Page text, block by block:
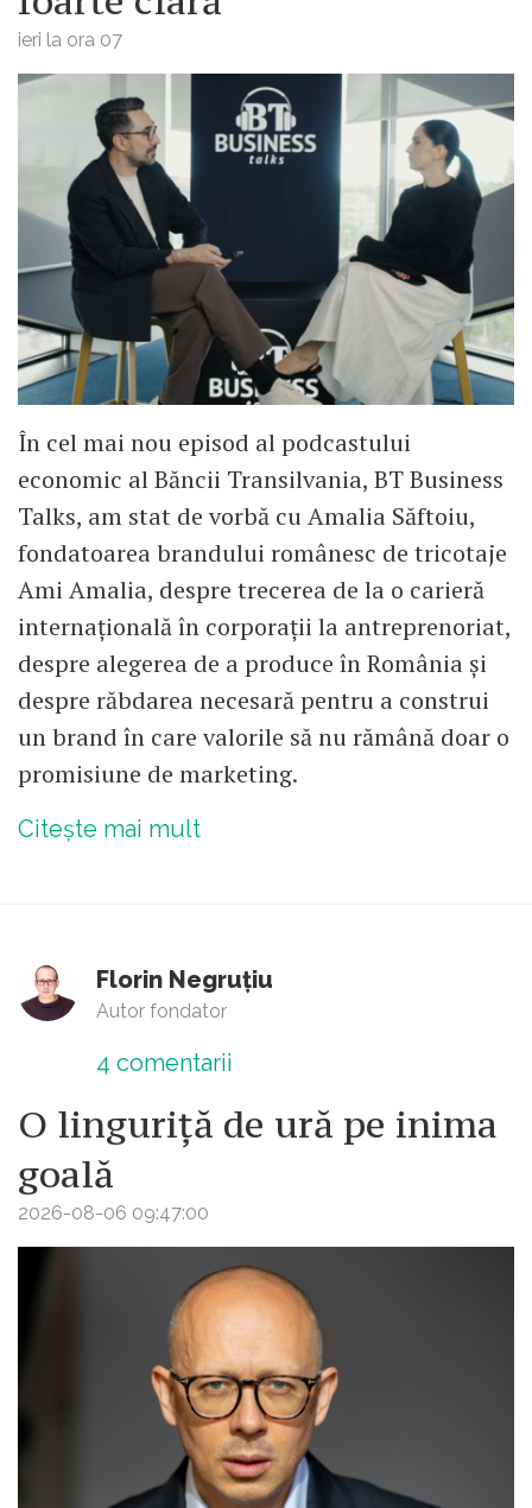
ieri la ora 07
În cel mai nou episod al podcastului
economic al Băncii Transilvania, BT Business
Talks, am stat de vorbă cu Amalia Săftoiu,
fondatoarea brandului românesc de tricotaje
Ami Amalia, despre trecerea de la o carieră
internațională în corporații la antreprenoriat,
despre alegerea de a produce în România și
despre răbdarea necesară pentru a construi
un brand în care valorile să nu rămână doar o
promisiune de marketing.
Citește mai mult
Florin Negruțiu
Autor fondator
4 comentarii
O linguriță de ură pe inima
goală
2026-08-06 09:47:00